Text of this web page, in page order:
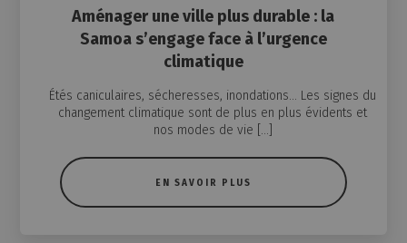
Aménager une ville plus durable : la
Samoa s’engage face à l’urgence
climatique
Étés caniculaires, sécheresses, inondations… Les signes du
changement climatique sont de plus en plus évidents et
nos modes de vie […]
EN SAVOIR PLUS